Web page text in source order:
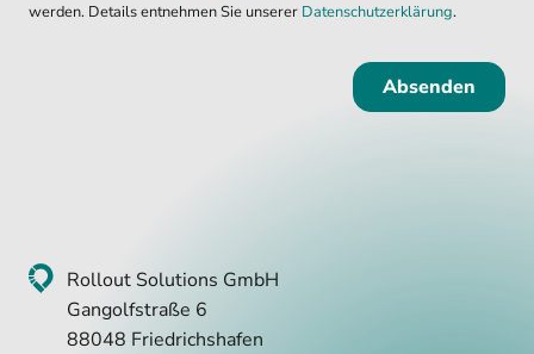
werden. Details entnehmen Sie unserer Datenschutzerklärung.
Absenden
Rollout Solutions GmbH
Gangolfstraße 6
88048 Friedrichshafen